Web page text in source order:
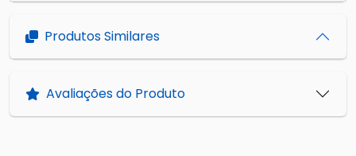
Produtos Similares
Avaliações do Produto